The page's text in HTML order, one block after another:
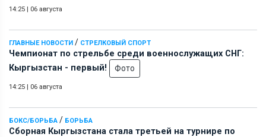
14:25 | 06 августа
ГЛАВНЫЕ НОВОСТИ / СТРЕЛКОВЫЙ СПОРТ
Чемпионат по стрельбе среди военнослужащих СНГ:
Кыргызстан - первый!
Фото
14:25 | 06 августа
БОКС/БОРЬБА / БОРЬБА
Сборная Кыргызстана стала третьей на турнире по